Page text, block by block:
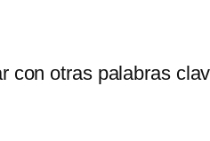
con otras palabras